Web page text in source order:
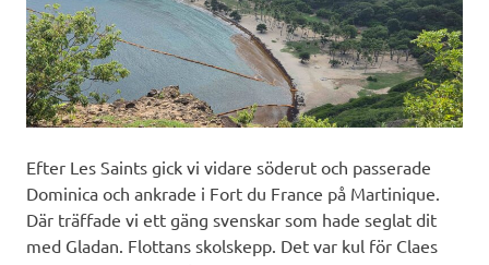
Efter Les Saints gick vi vidare söderut och passerade
Dominica och ankrade i Fort du France på Martinique.
Där träffade vi ett gäng svenskar som hade seglat dit
med Gladan. Flottans skolskepp. Det var kul för Claes